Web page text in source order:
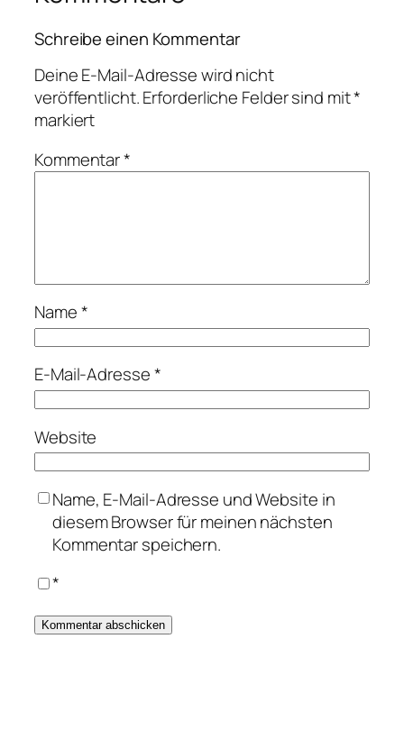
Schreibe einen Kommentar
Deine E-Mail-Adresse wird nicht
veröffentlicht.Erforderliche Felder sind mit*
markiert
Kommentar*
Name*
E-Mail-Adresse*
Website
Name, E-Mail-Adresse und Website in
diesem Browser für meinen nächsten
Kommentar speichern.
*